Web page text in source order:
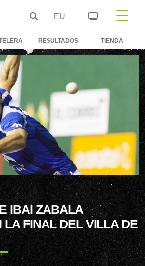
EU
RESULTADOS TIENDA
IBAI ZABALA
LA FINAL DEL VILLA DE